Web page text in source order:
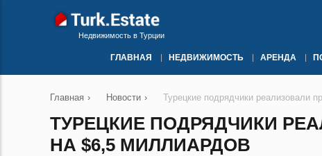
Недвижимость в Турции
ГЛАВНАЯ НЕДВИЖИМОСТЬ АРЕНДА
Главная › Новости › Турецкие подрядчики реализовали
ТУРЕЦКИЕ ПОДРЯДЧИКИ
НА $6,5 МИЛЛИАРДОВ